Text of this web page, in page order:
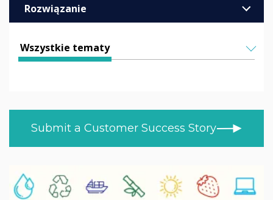
Rozwiązanie
Biznes
Służba zdrowia
Handel
Wszystkie tematy
HISTORIE KLIENTÓW
BLOG
NAUKA W DOMU
NOWOŚCI PRODUKTOWE
Submit a Customer Success Story